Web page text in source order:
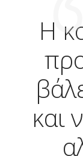
Η
και